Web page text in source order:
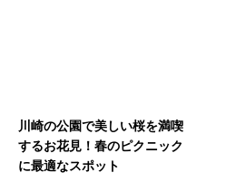
川崎の公園で美しい桜を満喫
するお花見！春のピクニック
に最適なスポット